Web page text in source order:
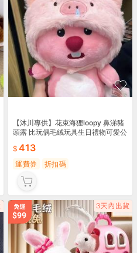
【沐川專供】花束海狸loopy 鼻涕豬
頭露 比玩偶毛絨玩具生日禮物可愛公
413
運費券 折扣碼